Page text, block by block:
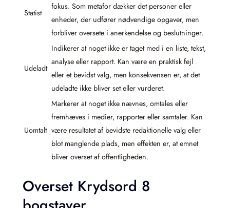
Statist
fokus. Som metafor dækker det personer eller
enheder, der udfører nødvendige opgaver, men
forbliver oversete i anerkendelse og beslutninger.
Udeladt
Indikerer at noget ikke er taget med i en liste, tekst,
analyse eller rapport. Kan være en praktisk fejl
eller et bevidst valg, men konsekvensen er, at det
udeladte ikke bliver set eller vurderet.
Uomtalt
Markerer at noget ikke nævnes, omtales eller
fremhæves i medier, rapporter eller samtaler. Kan
være resultatet af bevidste redaktionelle valg eller
blot manglende plads, men effekten er, at emnet
bliver overset af offentligheden.
Overset Krydsord 8